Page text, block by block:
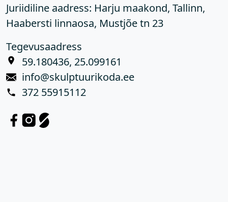
Juriidiline aadress: Harju maakond, Tallinn,
Haabersti linnaosa, Mustjõe tn 23
Tegevusaadress
59.180436, 25.099161
info@skulptuurikoda.ee
372 55915112